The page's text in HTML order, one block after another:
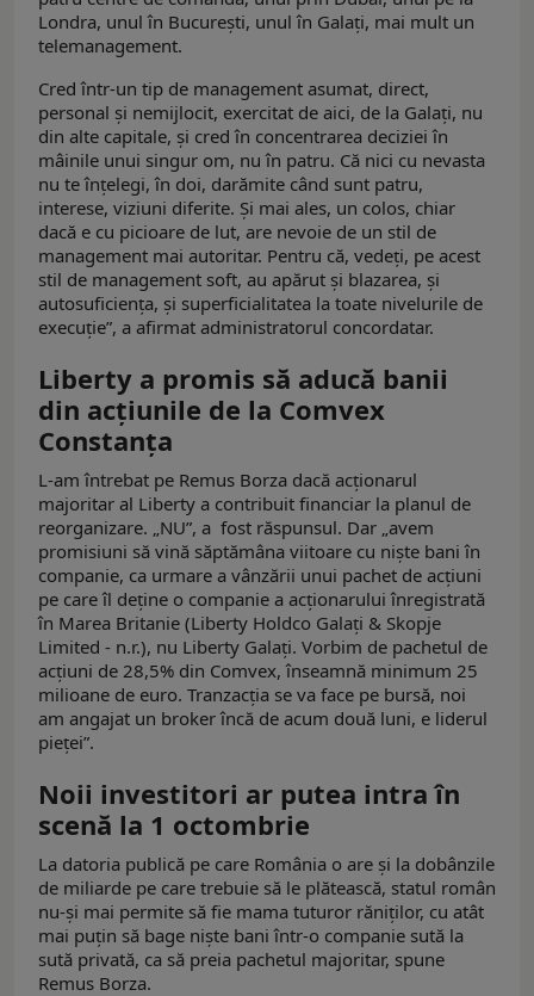
Londra, unul în București, unul în Galați, mai mult un
telemanagement.
Cred într-un tip de management asumat, direct,
personal și nemijlocit, exercitat de aici, de la Galați, nu
din alte capitale, și cred în concentrarea deciziei în
mâinile unui singur om, nu în patru. Că nici cu nevasta
nu te înțelegi, în doi, darămite când sunt patru,
interese, viziuni diferite. Și mai ales, un colos, chiar
dacă e cu picioare de lut, are nevoie de un stil de
management mai autoritar. Pentru că, vedeți, pe acest
stil de management soft, au apărut și blazarea, și
autosuficiența, și superficialitatea la toate nivelurile de
execuție”, a afirmat administratorul concordatar.
Liberty a promis să aducă banii
din acțiunile de la Comvex
Constanța
L-am întrebat pe Remus Borza dacă acționarul
majoritar al Liberty a contribuit financiar la planul de
reorganizare. „NU”, a fost răspunsul. Dar „avem
promisiuni să vină săptămâna viitoare cu niște bani în
companie, ca urmare a vânzării unui pachet de acțiuni
pe care îl deține o companie a acționarului înregistrată
în Marea Britanie (Liberty Holdco Galaţi & Skopje
Limited - n.r.), nu Liberty Galați. Vorbim de pachetul de
acțiuni de 28,5% din Comvex, înseamnă minimum 25
milioane de euro. Tranzacția se va face pe bursă, noi
am angajat un broker încă de acum două luni, e liderul
pieței”.
Noii investitori ar putea intra în
scenă la 1 octombrie
La datoria publică pe care România o are și la dobânzile
de miliarde pe care trebuie să le plătească, statul român
nu-și mai permite să fie mama tuturor răniților, cu atât
mai puțin să bage niște bani într-o companie sută la
sută privată, ca să preia pachetul majoritar, spune
Remus Borza.